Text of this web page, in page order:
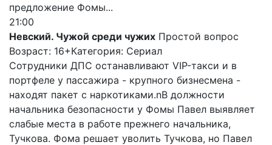
предложение Фомы...
21:00
Невский. Чужой среди чужих Простой вопрос
Возраст: 16+Категория: Сериал
Сотрудники ДПС останавливают VIP-такси и в
портфеле у пассажира - крупного бизнесмена -
находят пакет с наркотиками.nВ должности
начальника безопасности у Фомы Павел выявляет
слабые места в работе прежнего начальника,
Тучкова. Фома решает уволить Тучкова, но Павел